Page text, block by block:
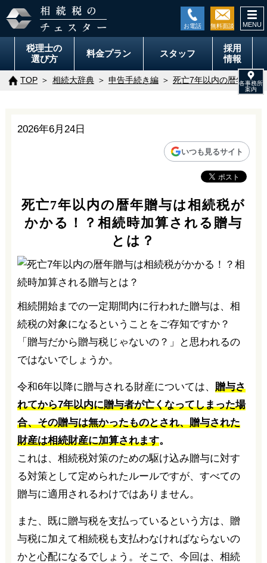
税理士の
選び方
料金プラン スタッフ
採用
情報
TOP 相続大辞典 申告手続き編 死亡7年以内の暦年贈与
2026年6月24日
いつも見るサイト
死亡7年以内の暦年贈与は相続税が
かかる！？相続時加算される贈与
とは？
相続開始までの一定期間内に行われた贈与は、相
続税の対象になるということをご存知ですか？
「贈与だから贈与税じゃないの？」と思われるの
ではないでしょうか。
令和6年以降に贈与される財産については、 贈与さ
れてから7年以内に贈与者が亡くなってしまった場
合、その贈与は無かったものとされ、贈与された
財産は相続財産に加算されます。
これは、相続税対策のための駆け込み贈与に対す
る対策として定められたルールですが、すべての
贈与に適用されるわけではありません。
また、既に贈与税を支払っているという方は、贈
与税に加えて相続税も支払わなければならないの
かと心配になるでしょう。そこで、今回は、相続